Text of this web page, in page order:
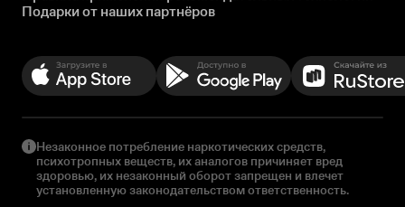
Подарки от наших партнёров
Незаконное потребление наркотических средств,
психотропных веществ, их аналогов причиняет вред
здоровью, их незаконный оборот запрещен и влечет
установленную законодательством ответственность.